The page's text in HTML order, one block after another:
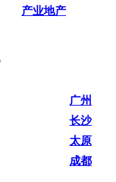
产业地产
广州
长沙
太原
成都